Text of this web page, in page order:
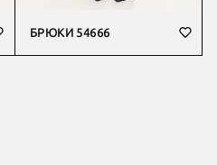
БРЮКИ 54666